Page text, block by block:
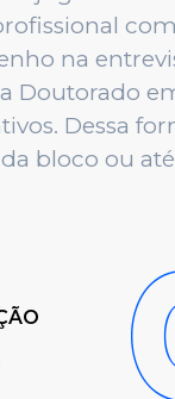
na
Doutorado
Dessa
bloco ou